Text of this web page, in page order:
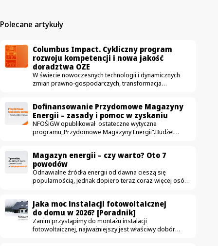
Polecane artykuły
Columbus Impact. Cykliczny program
rozwoju kompetencji i nowa jakość
doradztwa OZE
W świecie nowoczesnych technologii i dynamicznych
zmian prawno-gospodarczych, transformacja
bezkompromisowej merytoryki. W Columbus Energy
doskonale wiemy, że era zwykłej sprzedaży paneli
bezpowrotnie minęła. Dzisiejszy klient szuka partnera
biznesowego, który potrafi precyzyjnie zoptymalizować
intensywnego wdrożenia kadry sprzedażowej. Projekt
oficjalnie wystartował w maju…
Dofinansowanie Przydomowe Magazyny
Energii – zasady i pomoc w zyskaniu
NFOŚiGW opublikował ostateczne wytyczne
programu„Przydomowe Magazyny Energii”.Budżet
zaawansowane i bezpieczne rozwiązania. Sprawdź,
co musisz wiedzieć, zanim ruszy nabór. Program
Przydomowe Magazyny Energii – termin naboru Termin
uruchomienia nowego programu Przydomowe
że programu ruszy w drugim lub trzeci kwartale 2026 r….
Magazyn energii – czy warto? Oto 7
powodów
Odnawialne źródła energii od dawna cieszą się
popularnością, jednak dopiero teraz coraz więcej osób
Magazyny energii nie tylko pozwalają na efektywne
gromadzenie nadwyżek energii z fotowoltaiki,
ale również zwiększają niezależność energetyczną
i przyczyniają się do jeszcze większych oszczędności.
Jaka moc instalacji fotowoltaicznej
do domu w 2026? [Poradnik]
Zanim przystąpimy do montażu instalacji
fotowoltaicznej, najważniejszy jest właściwy dobór